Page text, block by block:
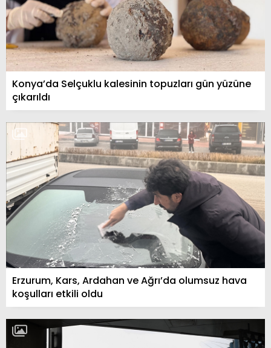
Konya’da Selçuklu kalesinin topuzları gün yüzüne
çıkarıldı
Erzurum, Kars, Ardahan ve Ağrı’da olumsuz hava
koşulları etkili oldu